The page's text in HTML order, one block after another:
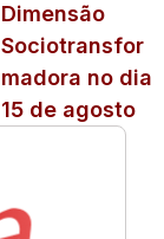
Dimensão
Sociotransfor
madora no dia
15 de agosto